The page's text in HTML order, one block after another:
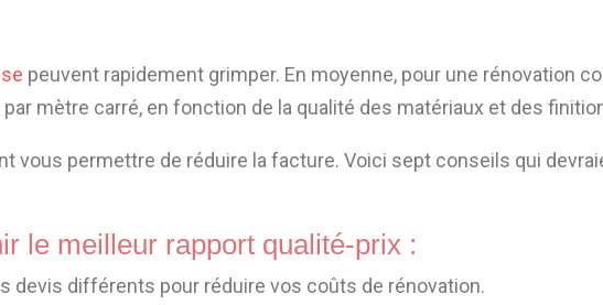
peuvent rapidement grimper. En moyenne, pour une rénovation
mètre carré, en fonction de la qualité des matériaux et des
vous permettre de réduire la facture. Voici sept conseils qui
le meilleur rapport qualité-prix :
devis différents pour réduire vos coûts de rénovation.